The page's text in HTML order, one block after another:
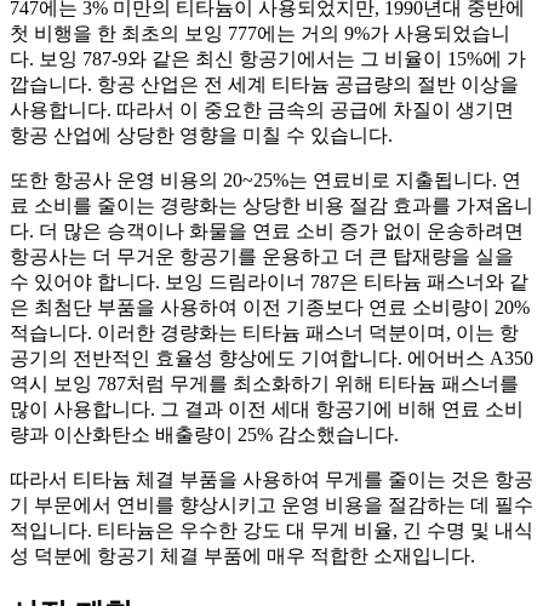
747에는 3% 미만의 티타늄이 사용되었지만, 1990년대 중반에
첫 비행을 한 최초의 보잉 777에는 거의 9%가 사용되었습니
다. 보잉 787-9와 같은 최신 항공기에서는 그 비율이 15%에 가
깝습니다. 항공 산업은 전 세계 티타늄 공급량의 절반 이상을
사용합니다. 따라서 이 중요한 금속의 공급에 차질이 생기면
항공 산업에 상당한 영향을 미칠 수 있습니다.
또한 항공사 운영 비용의 20~25%는 연료비로 지출됩니다. 연
료 소비를 줄이는 경량화는 상당한 비용 절감 효과를 가져옵니
다. 더 많은 승객이나 화물을 연료 소비 증가 없이 운송하려면
항공사는 더 무거운 항공기를 운용하고 더 큰 탑재량을 실을
수 있어야 합니다. 보잉 드림라이너 787은 티타늄 패스너와 같
은 최첨단 부품을 사용하여 이전 기종보다 연료 소비량이 20%
적습니다. 이러한 경량화는 티타늄 패스너 덕분이며, 이는 항
공기의 전반적인 효율성 향상에도 기여합니다. 에어버스 A350
역시 보잉 787처럼 무게를 최소화하기 위해 티타늄 패스너를
많이 사용합니다. 그 결과 이전 세대 항공기에 비해 연료 소비
량과 이산화탄소 배출량이 25% 감소했습니다.
따라서 티타늄 체결 부품을 사용하여 무게를 줄이는 것은 항공
기 부문에서 연비를 향상시키고 운영 비용을 절감하는 데 필수
적입니다. 티타늄은 우수한 강도 대 무게 비율, 긴 수명 및 내식
성 덕분에 항공기 체결 부품에 매우 적합한 소재입니다.